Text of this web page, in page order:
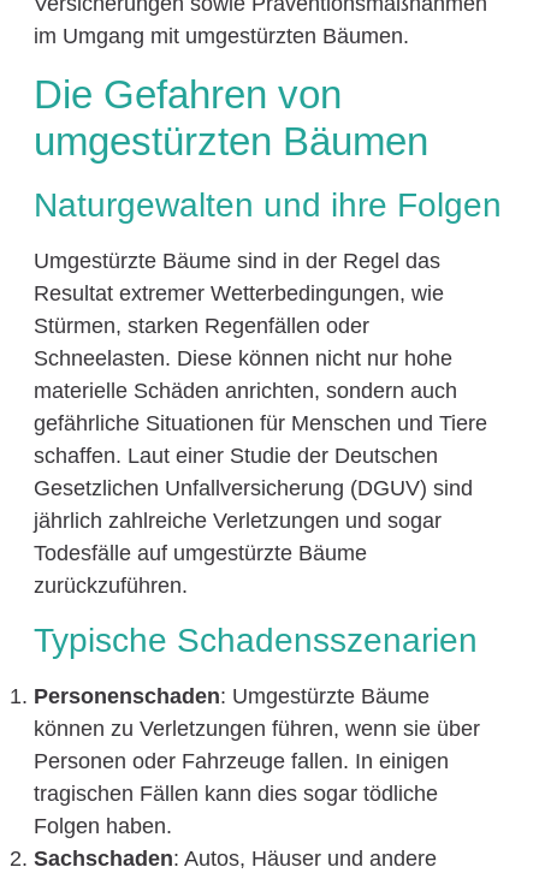
im Umgang mit umgestürzten Bäumen.
Die Gefahren von
umgestürzten Bäumen
Naturgewalten und ihre Folgen
Umgestürzte Bäume sind in der Regel das
Resultat extremer Wetterbedingungen, wie
Stürmen, starken Regenfällen oder
Schneelasten. Diese können nicht nur hohe
materielle Schäden anrichten, sondern auch
gefährliche Situationen für Menschen und Tiere
schaffen. Laut einer Studie der Deutschen
Gesetzlichen Unfallversicherung (DGUV) sind
jährlich zahlreiche Verletzungen und sogar
Todesfälle auf umgestürzte Bäume
zurückzuführen.
Typische Schadensszenarien
Personenschaden: Umgestürzte Bäume
können zu Verletzungen führen, wenn sie über
Personen oder Fahrzeuge fallen. In einigen
tragischen Fällen kann dies sogar tödliche
Folgen haben.
Sachschaden: Autos, Häuser und andere